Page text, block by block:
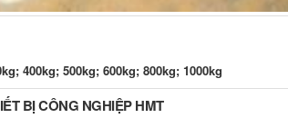
400kg; 500kg; 600kg; 800kg; 1000kg
BỊ CÔNG NGHIỆP HMT